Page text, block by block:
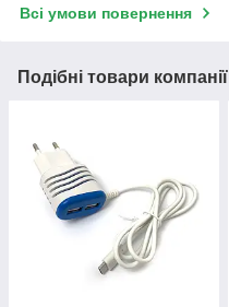
Всі умови повернення
Подібні товари компанії